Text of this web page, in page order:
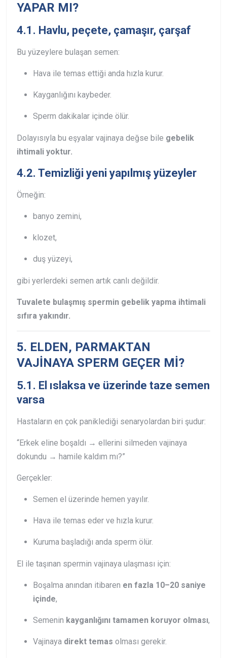
YAPAR MI?
4.1. Havlu, peçete, çamaşır, çarşaf
Bu yüzeylere bulaşan semen:
Hava ile temas ettiği anda hızla kurur.
Kayganlığını kaybeder.
Sperm dakikalar içinde ölür.
Dolayısıyla bu eşyalar vajinaya değse bile gebelik
ihtimali yoktur.
4.2. Temizliği yeni yapılmış yüzeyler
Örneğin:
banyo zemini,
klozet,
duş yüzeyi,
gibi yerlerdeki semen artık canlı değildir.
Tuvalete bulaşmış spermin gebelik yapma ihtimali
sıfıra yakındır.
5. ELDEN, PARMAKTAN
VAJİNAYA SPERM GEÇER Mİ?
5.1. El ıslaksa ve üzerinde taze semen
varsa
Hastaların en çok paniklediği senaryolardan biri şudur:
“Erkek eline boşaldı → ellerini silmeden vajinaya
dokundu → hamile kaldım mı?”
Gerçekler:
Semen el üzerinde hemen yayılır.
Hava ile temas eder ve hızla kurur.
Kuruma başladığı anda sperm ölür.
El ile taşınan spermin vajinaya ulaşması için:
Boşalma anından itibaren en fazla 10–20 saniye
içinde,
Semenin kayganlığını tamamen koruyor olması,
Vajinaya direkt temas olması gerekir.